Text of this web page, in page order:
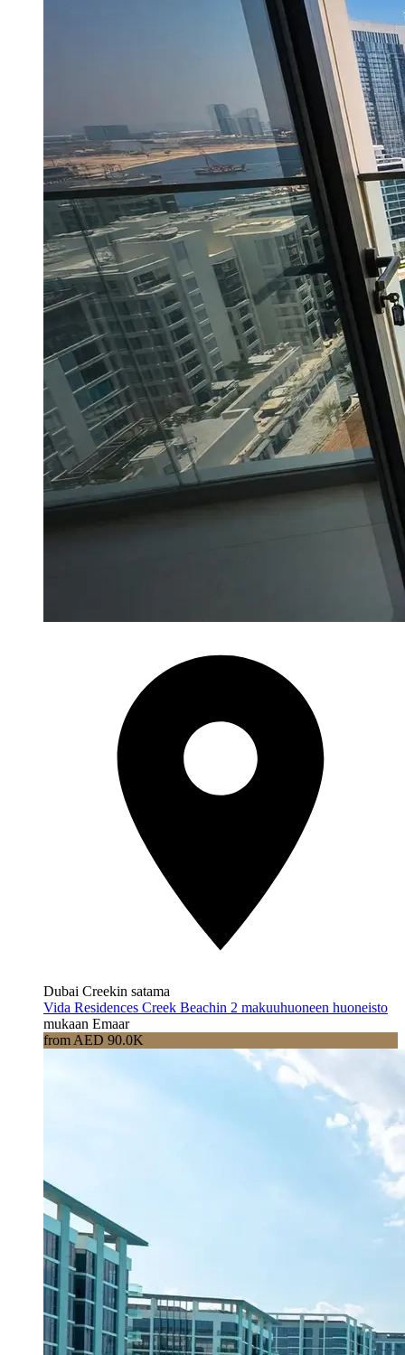
Dubai Creekin satama
Vida Residences Creek Beachin 2 makuuhuoneen huoneisto
mukaan Emaar
from AED 90.0K